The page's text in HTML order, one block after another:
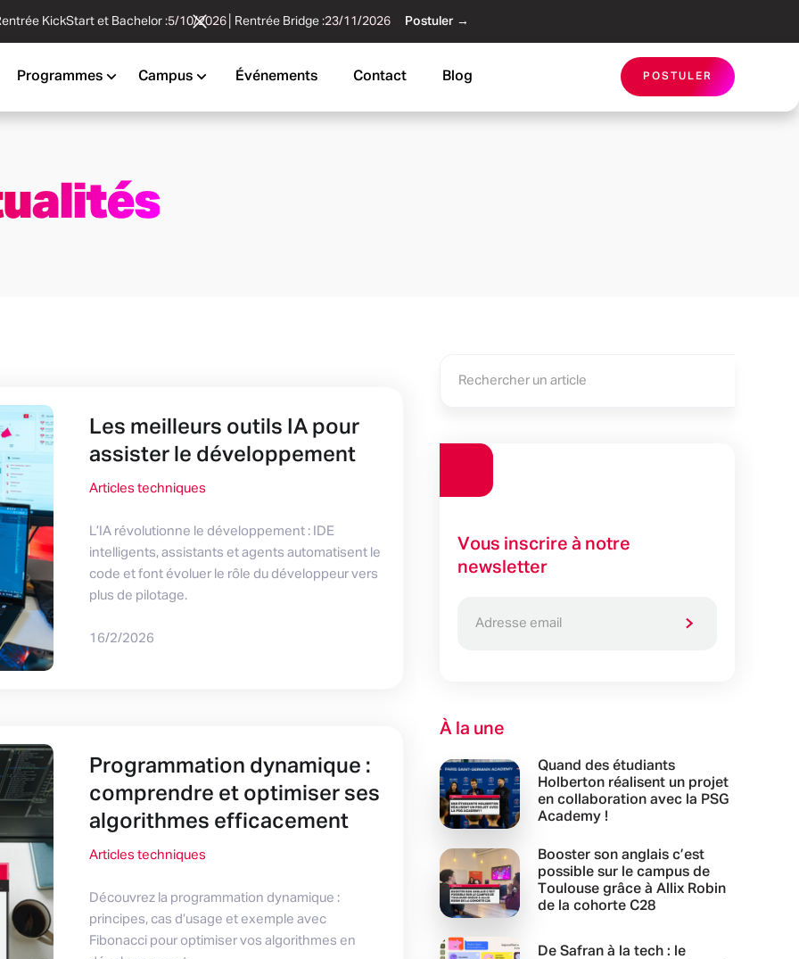
KickStart et Bachelor :5/10/2026 Rentrée Bridge :23/11/2026 Postuler →
Programmes Campus Événements Contact Blog POSTULER
Les meilleurs outils IA pour
assister le développement
Articles techniques
L’IA révolutionne le développement : IDE
intelligents, assistants et agents automatisent le
code et font évoluer le rôle du développeur vers
plus de pilotage.
16/2/2026
Programmation dynamique :
comprendre et optimiser ses
algorithmes efficacement
Articles techniques
Découvrez la programmation dynamique :
principes, cas d’usage et exemple avec
Fibonacci pour optimiser vos algorithmes en
Vous inscrire à notre
newsletter
À la une
Quand des étudiants
Holberton réalisent un projet
en collaboration avec la PSG
Academy !
Booster son anglais c’est
possible sur le campus de
Toulouse grâce à Allix Robin
de la cohorte C28
De Safran à la tech : le